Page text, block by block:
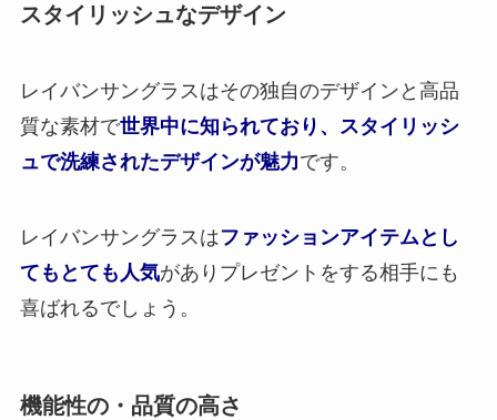
スタイリッシュなデザイン
レイバンサングラスはその独自のデザインと高品
質な素材で世界中に知られており、スタイリッシ
ュで洗練されたデザインが魅力です。
レイバンサングラスはファッションアイテムとし
てもとても人気がありプレゼントをする相手にも
喜ばれるでしょう。
機能性の・品質の高さ